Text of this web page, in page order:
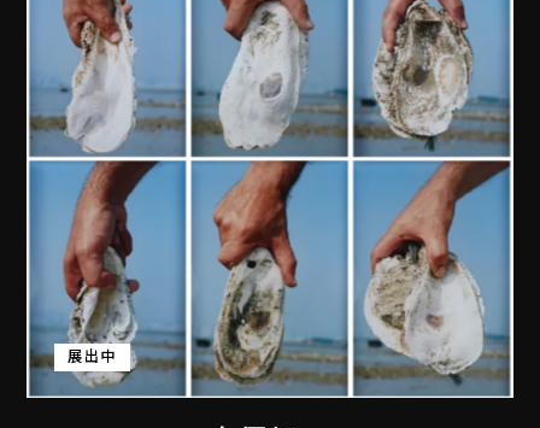
展出中